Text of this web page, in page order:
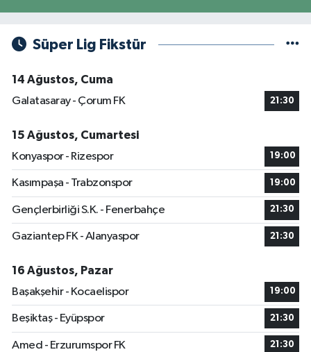
Süper Lig Fikstür
14 Ağustos, Cuma
Galatasaray - Çorum FK
21:30
15 Ağustos, Cumartesi
Konyaspor - Rizespor
19:00
Kasımpaşa - Trabzonspor 19:00
Gençlerbirliği S.K. - Fenerbahçe 21:30
Gaziantep FK - Alanyaspor 21:30
16 Ağustos, Pazar
Başakşehir - Kocaelispor
19:00
Beşiktaş - Eyüpspor 21:30
Amed - Erzurumspor FK 21:30